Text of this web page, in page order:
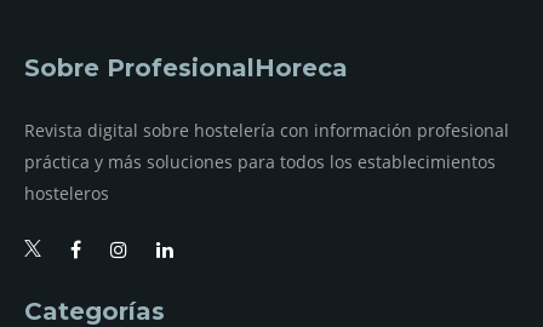
Sobre ProfesionalHoreca
Revista digital sobre hostelería con información profesional
práctica y más soluciones para todos los establecimientos
hosteleros
Categorías